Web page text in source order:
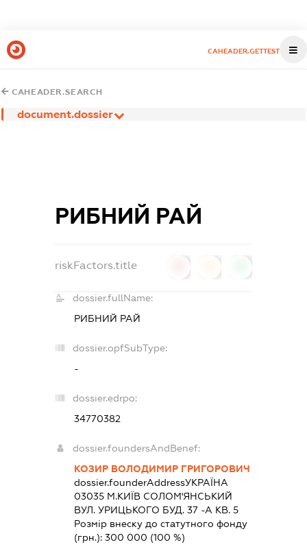
CAHEADER.GETTEST
CAHEADER.SEARCH
document.dossier
РИБНИЙ РАЙ
riskFactors.title
dossier.fullName:
РИБНИЙ РАЙ
dossier.opfSubType:
-
dossier.edrpo:
34770382
dossier.foundersAndBenef:
КОЗИР ВОЛОДИМИР ГРИГОРОВИЧ
dossier.founderAddressУКРАЇНА
03035 М.КИЇВ СОЛОМ'ЯНСЬКИЙ
ВУЛ. УРИЦЬКОГО БУД. 37 -А КВ. 5
Розмір внеску до статутного фонду
(грн.): 300 000 (100 %)